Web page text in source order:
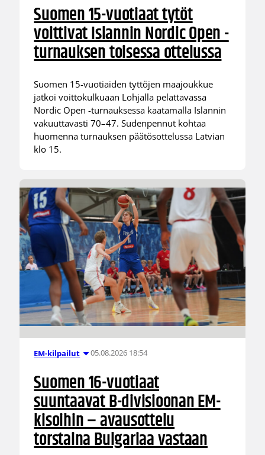
Suomen 15-vuotiaat tytöt
voittivat Islannin Nordic Open -
turnauksen toisessa ottelussa
Suomen 15-vuotiaiden tyttöjen maajoukkue
jatkoi voittokulkuaan Lohjalla pelattavassa
Nordic Open -turnauksessa kaatamalla Islannin
vakuuttavasti 70–47. Sudenpennut kohtaa
huomenna turnauksen päätösottelussa Latvian
klo 15.
EM-kilpailut 05.08.2026 18:54
Suomen 16-vuotiaat
suuntaavat B-divisioonan EM-
kisoihin – avausottelu
torstaina Bulgariaa vastaan